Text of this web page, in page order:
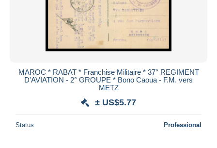
MAROC * RABAT * Franchise Militaire * 37° REGIMENT
D'AVIATION - 2° GROUPE * Bono Caoua - F.M. vers
METZ
± US$5.77
Status Professional